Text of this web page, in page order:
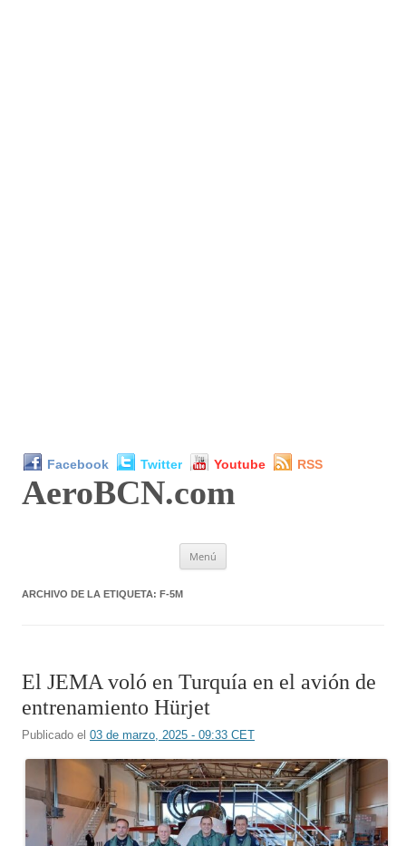
Facebook Twitter Youtube RSS
AeroBCN.com
Menú
ARCHIVO DE LA ETIQUETA: F-5M
El JEMA voló en Turquía en el avión de
entrenamiento Hürjet
Publicado el 03 de marzo, 2025 - 09:33 CET